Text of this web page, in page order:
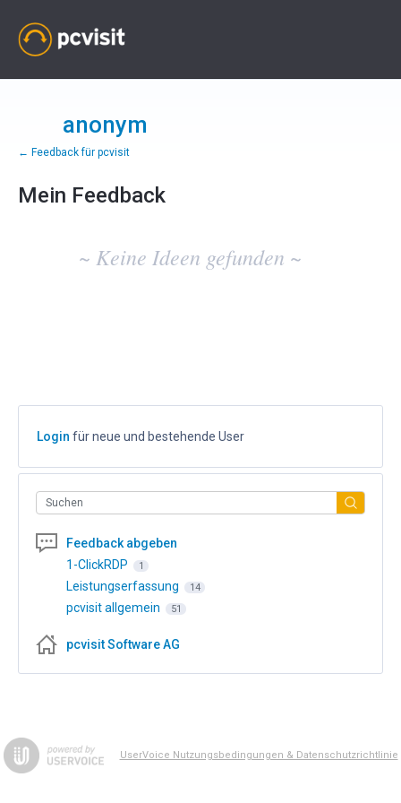
anonym
← Feedback für pcvisit
Mein Feedback
Ideenergebnisse~ Keine Ideen gefunden ~
Login für neue und bestehende User
Suchen
Feedback abgeben
1-ClickRDP
1
Leistungserfassung 14
pcvisit allgemein 51
pcvisit Software AG
UserVoice Nutzungsbedingungen & Datenschutzrichtlinie